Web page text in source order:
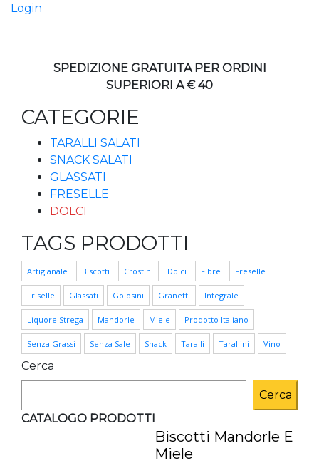
Login
SPEDIZIONE GRATUITA PER ORDINI
SUPERIORI A € 40
CATEGORIE
TARALLI SALATI
SNACK SALATI
GLASSATI
FRESELLE
DOLCI
TAGS PRODOTTI
Artigianale Biscotti Crostini Dolci Fibre Freselle
Friselle Glassati Golosini Granetti Integrale
Liquore Strega Mandorle Miele Prodotto Italiano
Senza Grassi Senza Sale Snack Taralli Tarallini Vino
Cerca
Cerca
CATALOGO PRODOTTI
Biscotti Mandorle E
Miele